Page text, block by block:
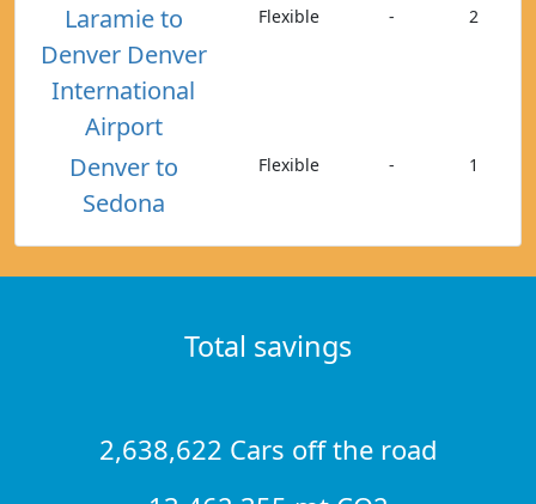
Laramie to
Denver Denver
International
Airport
Flexible - 2
Denver to
Sedona
Flexible - 1
Total savings
2,638,622 Cars off the road